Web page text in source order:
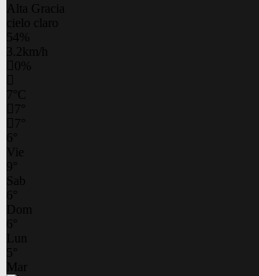
Alta Gracia
cielo claro
54%
3.2km/h
0%
7 C
7
7
6
Vie
9
Sab
6
Dom
6
Lun
5
Mar